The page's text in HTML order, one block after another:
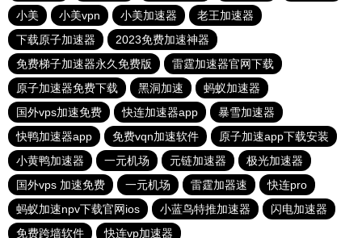
小美
小美vpn 小美加速器
老王加速器
下载原子加速器
2023免费加速神器
免费梯子加速器永久免费版
雷霆加速器官网下载
原子加速器免费下载
黑洞加速
蚂蚁加速器
国外vps加速免费
快连加速器app
暴雪加速器
快鸭加速器app
免费vqn加速软件
原子加速app下载安装
小黄鸭加速器
一元机场 元链加速器
极光加速器
国外vps 加速免费
一元机场 雷霆加器速
快连pro
蚂蚁加速npv下载官网ios
小蓝鸟特推加速器
闪电加速器
免费跨墙软件
快连vp加速器